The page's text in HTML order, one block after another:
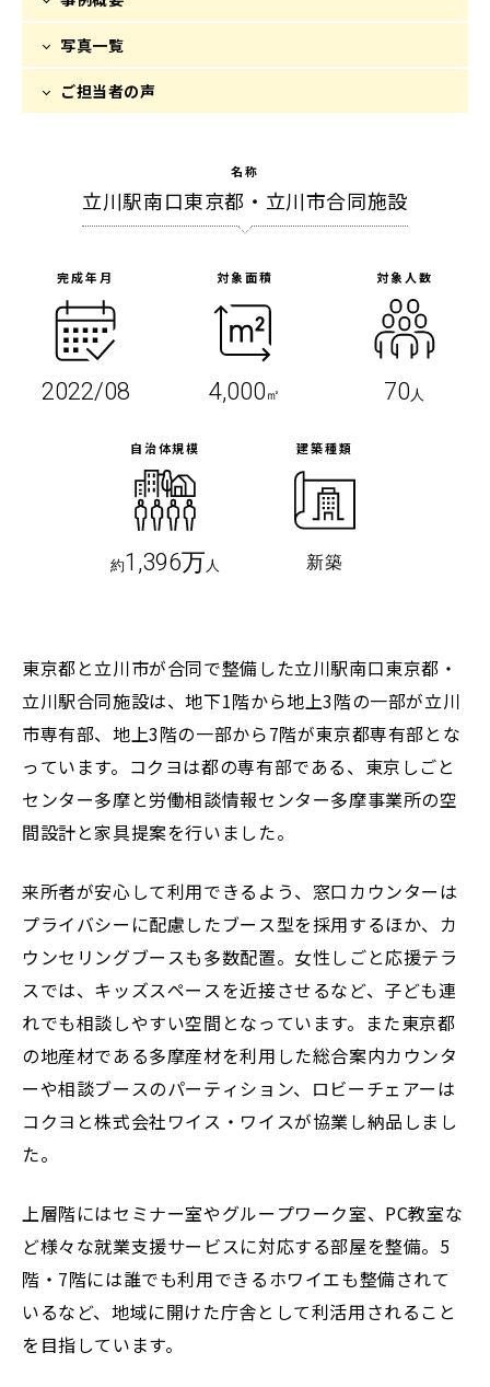
写真一覧
ご担当者の声
名称
立川駅南口東京都・立川市合同施設
完成年月
2022/08
対象面積
4,000 ㎡
対象人数
70 人
自治体規模
約1,396万 人
建築種類
新築
東京都と立川市が合同で整備した立川駅南口東京都・
立川駅合同施設は、地下1階から地上3階の一部が立川
市専有部、地上3階の一部から7階が東京都専有部とな
っています。コクヨは都の専有部である、東京しごと
センター多摩と労働相談情報センター多摩事業所の空
間設計と家具提案を行いました。
来所者が安心して利用できるよう、窓口カウンターは
プライバシーに配慮したブース型を採用するほか、カ
ウンセリングブースも多数配置。女性しごと応援テラ
スでは、キッズスペースを近接させるなど、子ども連
れでも相談しやすい空間となっています。また東京都
の地産材である多摩産材を利用した総合案内カウンタ
ーや相談ブースのパーティション、ロビーチェアーは
コクヨと株式会社ワイス・ワイスが協業し納品しまし
た。
上層階にはセミナー室やグループワーク室、PC教室な
ど様々な就業支援サービスに対応する部屋を整備。5
階・7階には誰でも利用できるホワイエも整備されて
いるなど、地域に開けた庁舎として利活用されること
を目指しています。